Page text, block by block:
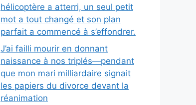
hélicoptère a atterri, un seul petit
mot a tout changé et son plan
parfait a commencé à s’effondrer.
J’ai failli mourir en donnant
naissance à nos triplés—pendant
que mon mari milliardaire signait
les papiers du divorce devant la
réanimation